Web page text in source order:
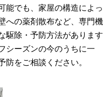
能でも、家屋の構造によっ
への薬剤散布など、専門機
駆除・予防方法があります
シーズンの今のうちに一
をご相談ください。